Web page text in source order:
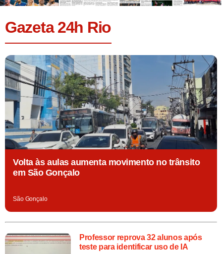
Gazeta 24h Rio
Volta às aulas aumenta movimento no trânsito
em São Gonçalo
São Gonçalo
Professor reprova 32 alunos após
teste para identificar uso de IA